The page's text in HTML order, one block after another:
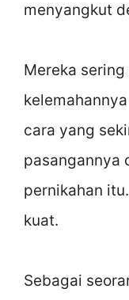
menyangkut
Mereka
cara yang
pasangannya
pernikahan
kuat.
Sebagai